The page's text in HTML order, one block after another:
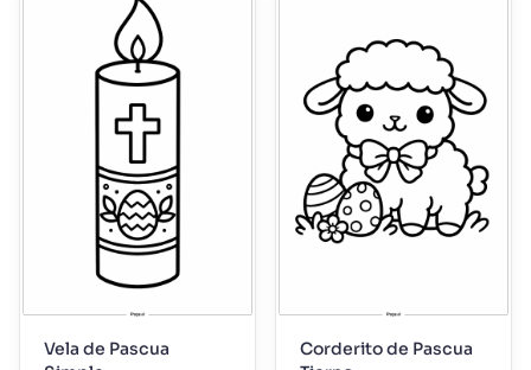
Vela de Pascua
Corderito de Pascua